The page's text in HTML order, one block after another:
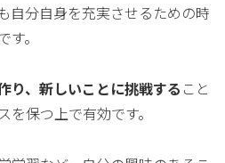
自分自身を充実させるための時
。
り、新しいことに挑戦する こと
保つ上で有効です。